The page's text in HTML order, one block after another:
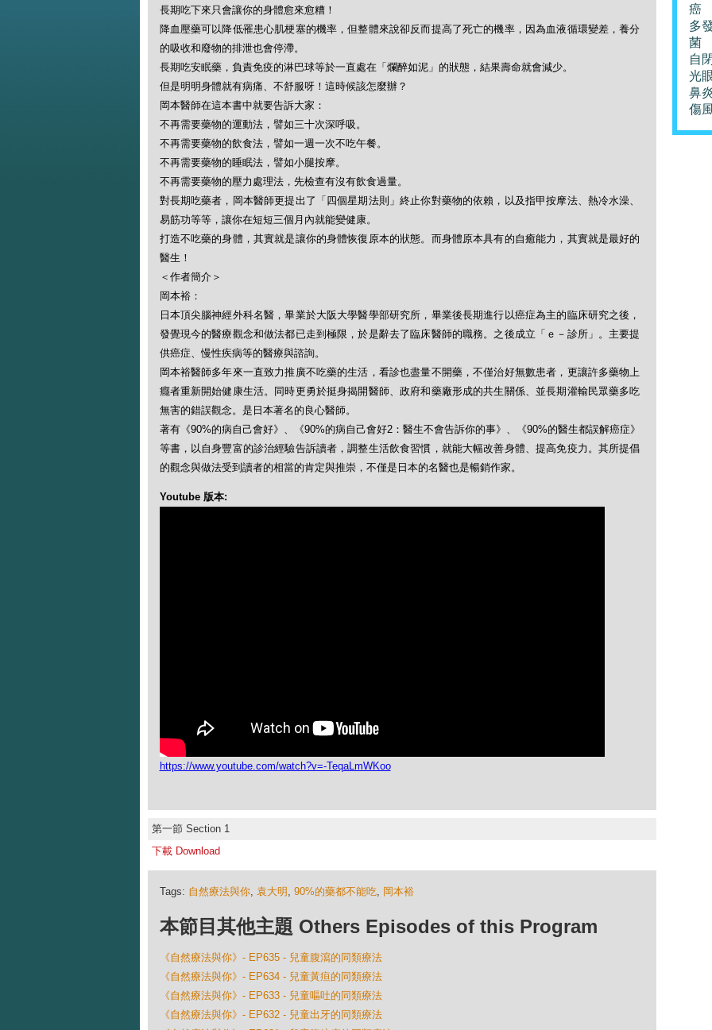
長期吃下來只會讓你的身體愈來愈糟！
降血壓藥可以降低罹患心肌梗塞的機率，但整體來說卻反而提高了死亡的機率，因為血液循環變差，養分
的吸收和廢物的排泄也會停滯。
長期吃安眠藥，負責免疫的淋巴球等於一直處在「爛醉如泥」的狀態，結果壽命就會減少。
但是明明身體就有病痛、不舒服呀！這時候該怎麼辦？
岡本醫師在這本書中就要告訴大家：
不再需要藥物的運動法，譬如三十次深呼吸。
不再需要藥物的飲食法，譬如一週一次不吃午餐。
不再需要藥物的睡眠法，譬如小腿按摩。
不再需要藥物的壓力處理法，先檢查有沒有飲食過量。
對長期吃藥者，岡本醫師更提出了「四個星期法則」終止你對藥物的依賴，以及指甲按摩法、熱冷水澡、
易筋功等等，讓你在短短三個月內就能變健康。
打造不吃藥的身體，其實就是讓你的身體恢復原本的狀態。而身體原本具有的自癒能力，其實就是最好的
醫生！
＜作者簡介＞
岡本裕：
日本頂尖腦神經外科名醫，畢業於大阪大學醫學部研究所，畢業後長期進行以癌症為主的臨床研究之後，
發覺現今的醫療觀念和做法都已走到極限，於是辭去了臨床醫師的職務。之後成立「ｅ－診所」。主要提
供癌症、慢性疾病等的醫療與諮詢。
岡本裕醫師多年來一直致力推廣不吃藥的生活，看診也盡量不開藥，不僅治好無數患者，更讓許多藥物上
癮者重新開始健康生活。同時更勇於挺身揭開醫師、政府和藥廠形成的共生關係、並長期灌輸民眾藥多吃
無害的錯誤觀念。是日本著名的良心醫師。
著有《90%的病自己會好》、《90%的病自己會好2：醫生不會告訴你的事》、《90%的醫生都誤解癌症》
等書，以自身豐富的診治經驗告訴讀者，調整生活飲食習慣，就能大幅改善身體、提高免疫力。其所提倡
的觀念與做法受到讀者的相當的肯定與推崇，不僅是日本的名醫也是暢銷作家。
Youtube 版本:
https://www.youtube.com/watch?v=-TeqaLmWKoo
第一節 Section 1
下載 Download
Tags: 自然療法與你, 袁大明 , 90%的藥都不能吃, 岡本裕
本節目其他主題 Others Episodes of this Program
《自然療法與你》- EP635 - 兒童腹瀉的同類療法
《自然療法與你》- EP634 - 兒童黃疸的同類療法
《自然療法與你》- EP633 - 兒童嘔吐的同類療法
《自然療法與你》- EP632 - 兒童出牙的同類療法
癌
多
菌
自
光
鼻
傷